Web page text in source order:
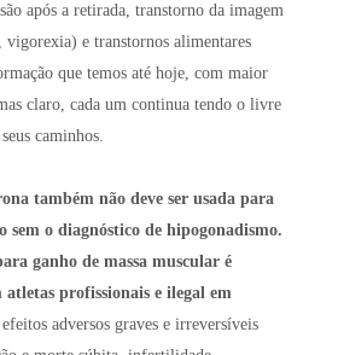
após a retirada, transtorno da imagem
e transtornos alimentares
que temos até hoje, com maior
claro, cada um continua tendo o livre
caminhos.
também não deve ser usada para
sem o diagnóstico de hipogonadismo.
ganho de massa muscular é
profissionais e ilegal em
adversos graves e irreversíveis